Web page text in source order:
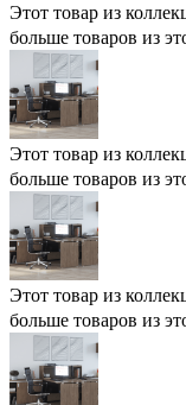
Этот товар из
больше товаров из
Этот товар из
больше товаров из
Этот товар из
больше товаров из